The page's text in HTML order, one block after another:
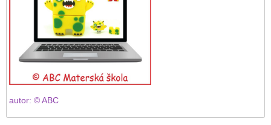
autor: © ABC